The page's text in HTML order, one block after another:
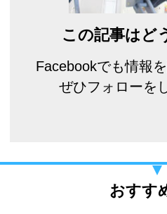
この記事はど
Facebookでも情報
ぜひフォローを
おすす